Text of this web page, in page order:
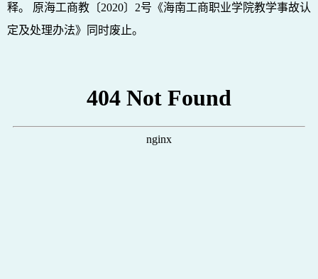
释。 原海工商教〔2020〕2号《海南工商职业学院教学事故认
定及处理办法》同时废止。